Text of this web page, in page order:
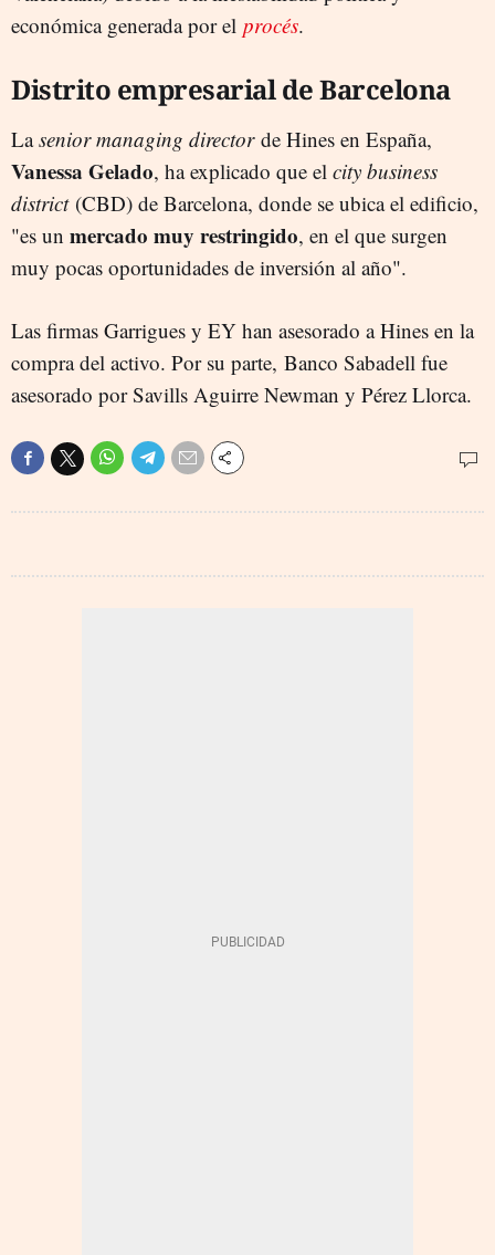
económica generada por el procés.
Distrito empresarial de Barcelona
Lasenior managing director de Hines en España,
Vanessa Gelado, ha explicado que el city business
district (CBD) de Barcelona, donde se ubica el edificio,
"es un mercado muy restringido, en el que surgen
muy pocas oportunidades de inversión al año".
Las firmas Garrigues y EY han asesorado a Hines en la
compra del activo. Por su parte, Banco Sabadell fue
asesorado por Savills Aguirre Newman y Pérez Llorca.